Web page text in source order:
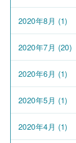
2020年8月 (1)
2020年7月 (20)
2020年6月 (1)
2020年5月 (1)
2020年4月 (1)